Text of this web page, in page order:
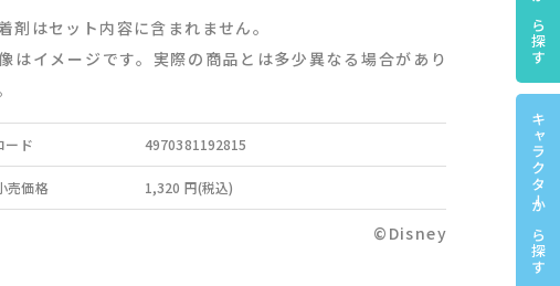
剤はセット内容に含まれません。
はイメージです。実際の商品とは多少異なる場合があり
ード 4970381192815
売価格 1,320 円(税込)
©Disney キャラクターから探す